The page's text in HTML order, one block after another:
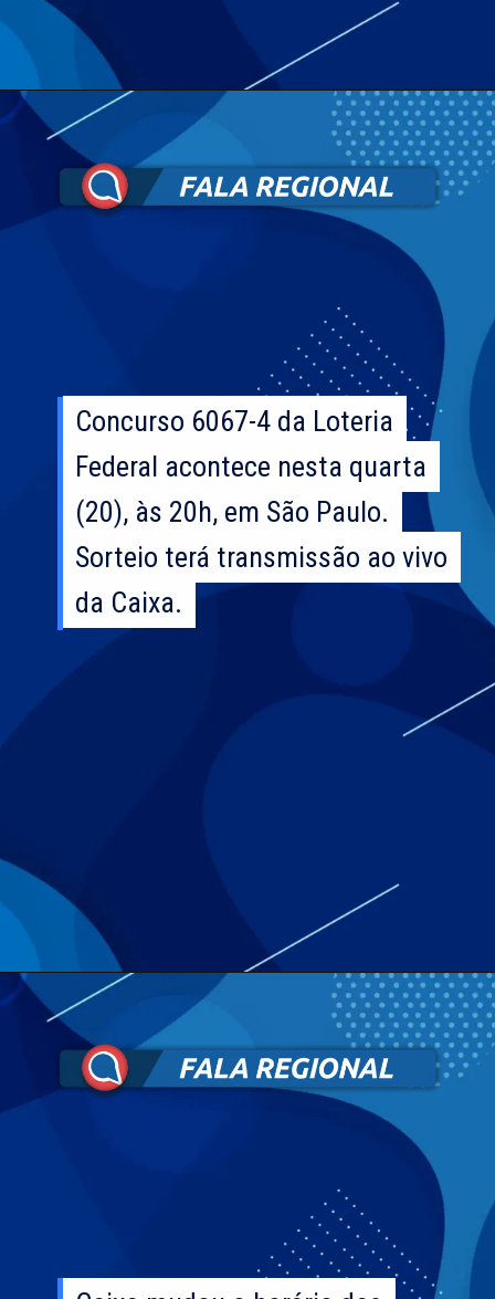
Concurso 6067-4 da Loteria
Federal acontece nesta quarta
(20), às 20h, em São Paulo.
Sorteio terá transmissão ao vivo
da Caixa.
Concurso 6067-4 da Loteria
Federal acontece nesta quarta
(20), às 20h, em São Paulo.
Sorteio terá transmissão ao vivo
da Caixa.